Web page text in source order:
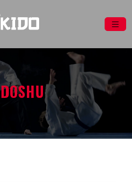
DOSHU